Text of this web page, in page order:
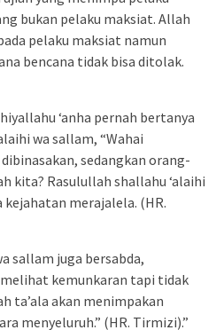
bukan pelaku maksiat. Allah
pelaku maksiat namun
bencana tidak bisa ditolak.
‘anha pernah bertanya
wa sallam, “Wahai
sedangkan orang-
kita? Rasulullah shallahu ‘alaihi
kejahatan merajalela. (HR.
sallam juga bersabda,
melihat kemunkaran tapi tidak
ta’ala akan menimpakan
menyeluruh.” (HR. Tirmizi).”